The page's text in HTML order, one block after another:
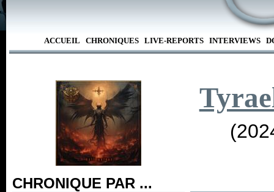
ACCUEIL CHRONIQUES LIVE-REPORTS INTERVIEWS
CHRONIQUE PAR ...